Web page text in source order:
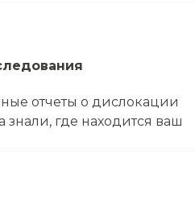
отчеты о дислокации
знали, где находится ваш